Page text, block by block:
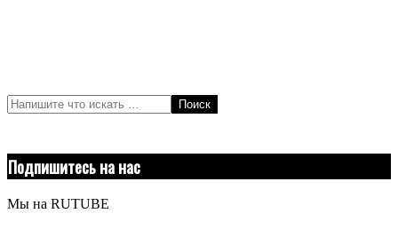
Поиск
Подпишитесь на нас
Мы на RUTUBE